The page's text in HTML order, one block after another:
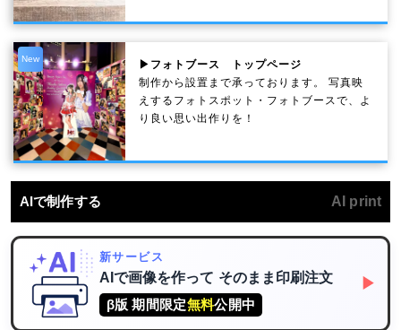
New
▶フォトブース トップページ
制作から設置まで承っております。 写真映
えするフォトスポット・フォトブースで、よ
り良い思い出作りを！
AIで制作する AI print
新サービス
AIで画像を作って そのまま印刷注文
β版 期間限定無料公開中
▶